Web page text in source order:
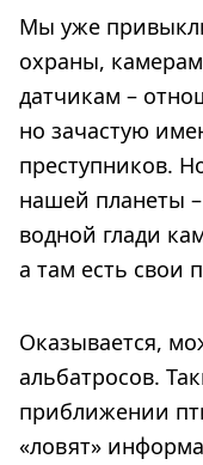
Мы уже
охраны,
датчикам –
но зачастую
преступников.
нашей планеты
водной глади
а там есть свои
Оказывается,
альбатросов.
приближении
«ловят»